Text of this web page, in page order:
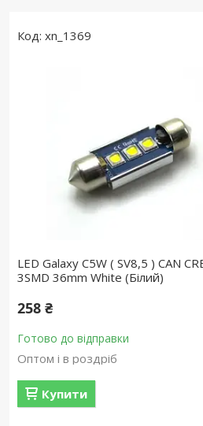
xn_1369
LED Galaxy C5W ( SV8,5 ) CAN
3SMD 36mm White (Білий)
258 ₴
Готово до відправки
Оптом і в роздріб
Купити